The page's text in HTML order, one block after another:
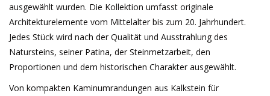
Antiquitäten Und Vintage
Objekten
Dekorative Outdoor-
ausgewählt wurden. Die Kollektion umfasst originale
Architekturelemente vom Mittelalter bis zum 20. Jahrhundert.
Jedes Stück wird nach der Qualität und Ausstrahlung des
Natursteins, seiner Patina, der Steinmetzarbeit, den
Proportionen und dem historischen Charakter ausgewählt.
Von kompakten Kaminumrandungen aus Kalkstein für